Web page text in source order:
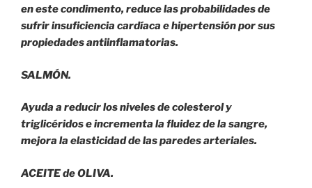
en este condimento, reduce las probabilidades de
sufrir insuficiencia cardíaca e hipertensión por sus
propiedades antiinflamatorias.
SALMÓN.
Ayuda a reducir los niveles de colesterol y
triglicéridos e incrementa la fluidez de la sangre,
mejora la elasticidad de las paredes arteriales.
ACEITE de OLIVA.